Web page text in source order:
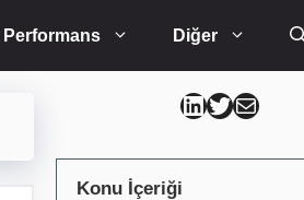
Performans Diğer
Can Kütahya Linkedin
Can Kütahya Twitter
Can Kütahya Mail
Konu İçeriği